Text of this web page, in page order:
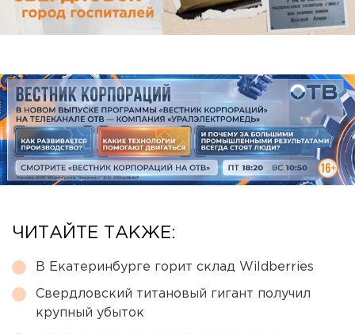
ЧИТАЙТЕ ТАКЖЕ:
В Екатеринбурге горит склад Wildberries
Свердловский титановый гигант получил
крупный убыток